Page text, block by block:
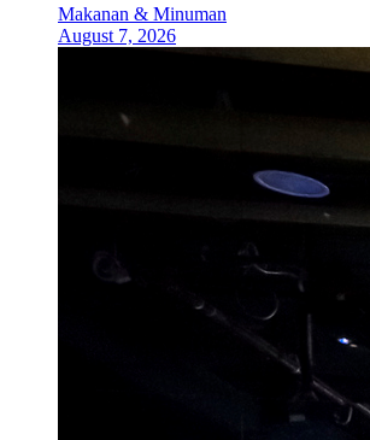
Makanan & Minuman
August 7, 2026